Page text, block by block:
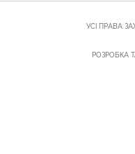
УСІ ПРАВА
РОЗРОБКА